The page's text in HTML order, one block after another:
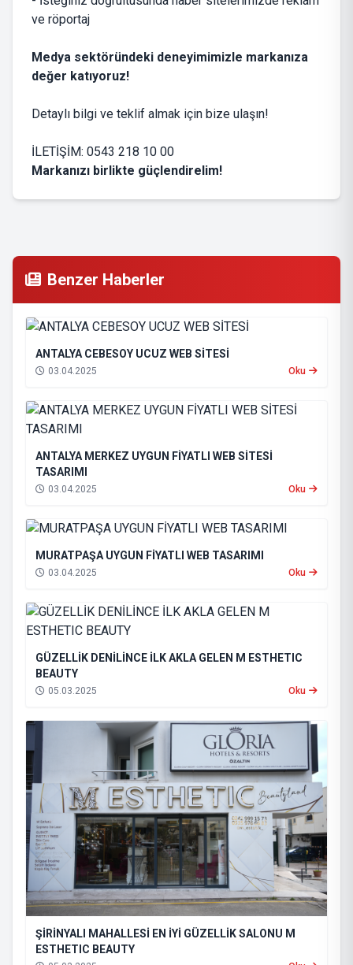
ve röportaj
Medya sektöründeki deneyimimizle markanıza
değer katıyoruz!
Detaylı bilgi ve teklif almak için bize ulaşın!
İLETİŞİM: 0543 218 10 00
Markanızı birlikte güçlendirelim!
Benzer Haberler
ANTALYA CEBESOY UCUZ WEB SİTESİ
03.04.2025 Oku
ANTALYA MERKEZ UYGUN FİYATLI WEB SİTESİ
TASARIMI
03.04.2025 Oku
MURATPAŞA UYGUN FİYATLI WEB TASARIMI
03.04.2025 Oku
GÜZELLİK DENİLİNCE İLK AKLA GELEN M ESTHETIC
BEAUTY
05.03.2025 Oku
ŞİRİNYALI MAHALLESİ EN İYİ GÜZELLİK SALONU M
ESTHETIC BEAUTY